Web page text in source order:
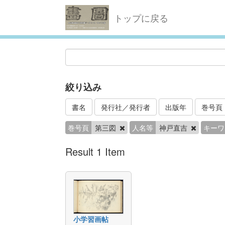
トップに戻る
絞り込み
書名 発行社／発行者 出版年 巻号頁
巻号頁 第三図 人名等 神戸直吉 キー
Result 1 Item
小学習画帖